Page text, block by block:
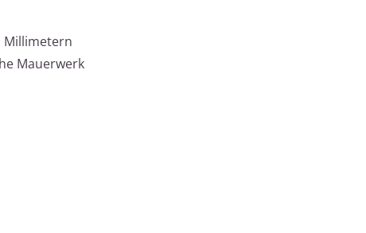
Millimetern
Mauerwerk